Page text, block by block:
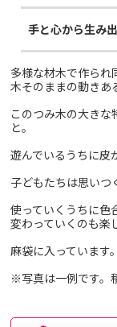
手と心から生み
多様な材木で作られ
木そのままの動きあ
このつみ木の大きな
と。
遊んでいるうちに皮
子どもたちは思いつ
使っていくうちに色
変わっていくのも楽
麻袋に入っています。
※写真は一例です。